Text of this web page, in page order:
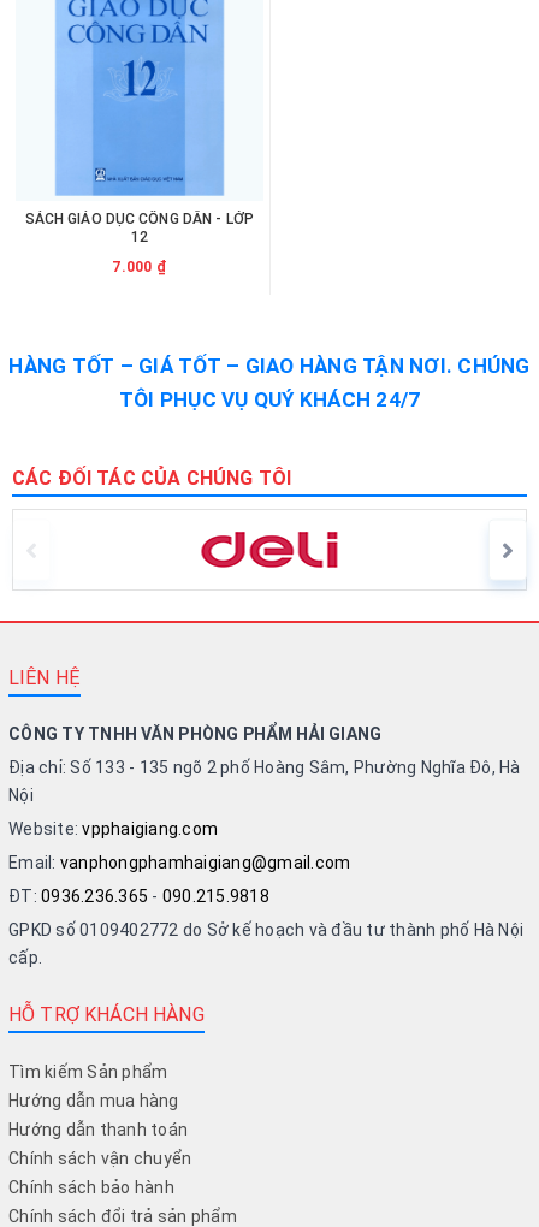
SÁCH GIÁO DỤC CÔNG DÂN - LỚP
12
7.000 ₫
HÀNG TỐT – GIÁ TỐT – GIAO HÀNG TẬN NƠI. CHÚNG
TÔI PHỤC VỤ QUÝ KHÁCH 24/7
CÁC ĐỐI TÁC CỦA CHÚNG TÔI
LIÊN HỆ
CÔNG TY TNHH VĂN PHÒNG PHẨM HẢI GIANG
Địa chỉ: Số 133 - 135 ngõ 2 phố Hoàng Sâm, Phường Nghĩa Đô, Hà
Nội
Website:vpphaigiang.com
Email: vanphongphamhaigiang@gmail.com
ĐT: 0936.236.365 - 090.215.9818
GPKD số 0109402772 do Sở kế hoạch và đầu tư thành phố Hà Nội
cấp.
HỖ TRỢ KHÁCH HÀNG
Tìm kiếm Sản phẩm
Hướng dẫn mua hàng
Hướng dẫn thanh toán
Chính sách vận chuyển
Chính sách bảo hành
Chính sách đổi trả sản phẩm